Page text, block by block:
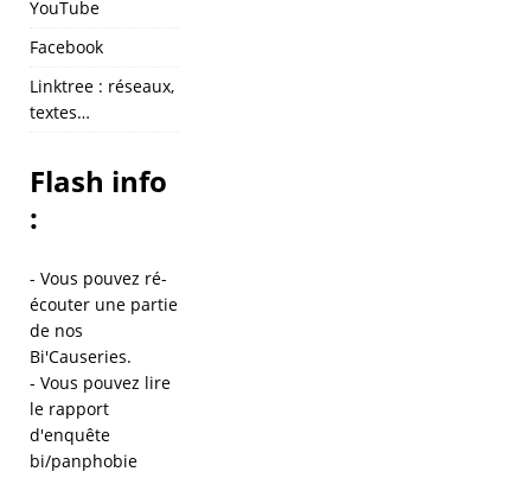
YouTube
Facebook
Linktree : réseaux,
textes…
Flash info
:
- Vous pouvez ré-
écouter une partie
de nos
Bi'Causeries.
- Vous pouvez lire
le rapport
d'enquête
bi/panphobie